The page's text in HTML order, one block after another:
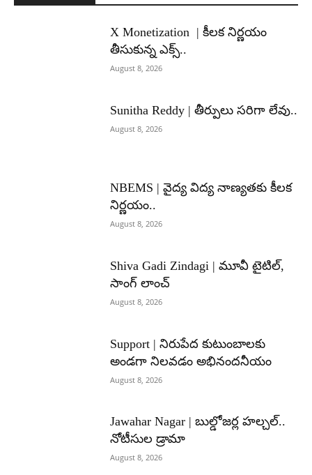
X Monetization | కీలక నిర్ణయం
తీసుకున్న ఎక్స్..
August 8, 2026
Sunitha Reddy | తీర్పులు సరిగా లేవు..
August 8, 2026
NBEMS | వైద్య విద్య నాణ్యతకు కీలక
నిర్ణయం..
August 8, 2026
Shiva Gadi Zindagi | మూవీ టైటిల్,
సాంగ్ లాంచ్
August 8, 2026
Support | నిరుపేద కుటుంబాలకు
అండగా నిలవడం అభినందనీయం
August 8, 2026
Jawahar Nagar | బుల్డోజర్ల హల్చల్..
నోటీసుల డ్రామా
August 8, 2026